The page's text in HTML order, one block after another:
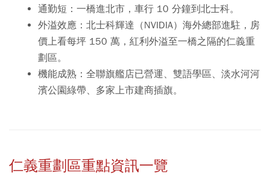
通勤短：一橋進北市，車行 10 分鐘到北士科。
外溢效應：北士科輝達（NVIDIA）海外總部進駐，房
價上看每坪 150 萬，紅利外溢至一橋之隔的仁義重
劃區。
機能成熟：全聯旗艦店已營運、雙語學區、淡水河河
濱公園綠帶、多家上市建商插旗。
仁義重劃區重點資訊一覽